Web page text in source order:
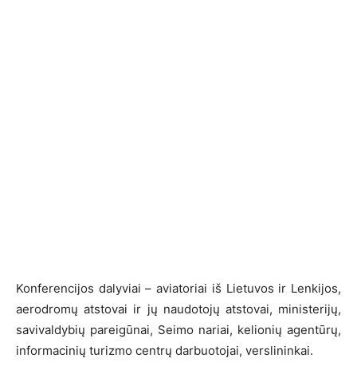
Konferencijos dalyviai – aviatoriai iš Lietuvos ir Lenkijos,
aerodromų atstovai ir jų naudotojų atstovai, ministerijų,
savivaldybių pareigūnai, Seimo nariai, kelionių agentūrų,
informacinių turizmo centrų darbuotojai, verslininkai.